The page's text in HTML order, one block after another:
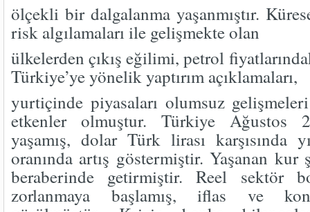
ölçekli bir dalgalanma yaşanmıştır.
risk algılamaları ile gelişmekte olan
ülkelerden çıkış eğilimi, petrol
Türkiye’ye yönelik yaptırım açıklamaları,
yurtiçinde piyasaları olumsuz
etkenler olmuştur. Türkiye Ağustos
yaşamış, dolar Türk lirası karşısında
oranında artış göstermiştir. Yaşanan
beraberinde getirmiştir. Reel sektör
zorlanmaya başlamış, iflas ve